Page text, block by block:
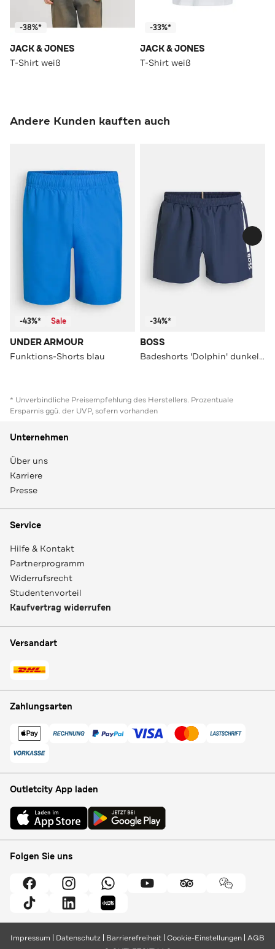
-38%*
JACK & JONES
T-Shirt weiß
-33%*
JACK & JONES
T-Shirt weiß
Andere Kunden kauften auch
-43%* Sale
UNDER ARMOUR
Funktions-Shorts blau
-34%*
BOSS
Badeshorts 'Dolphin' dunkelblau
* Unverbindliche Preisempfehlung des Herstellers. Prozentuale
Ersparnis ggü. der UVP, sofern vorhanden
Unternehmen
Über uns
Karriere
Presse
Service
Hilfe & Kontakt
Partnerprogramm
Widerrufsrecht
Studentenvorteil
Kaufvertrag widerrufen
Versandart
Zahlungsarten
Outletcity App laden
Folgen Sie uns
Impressum Datenschutz Barrierefreiheit Cookie-Einstellungen AGB